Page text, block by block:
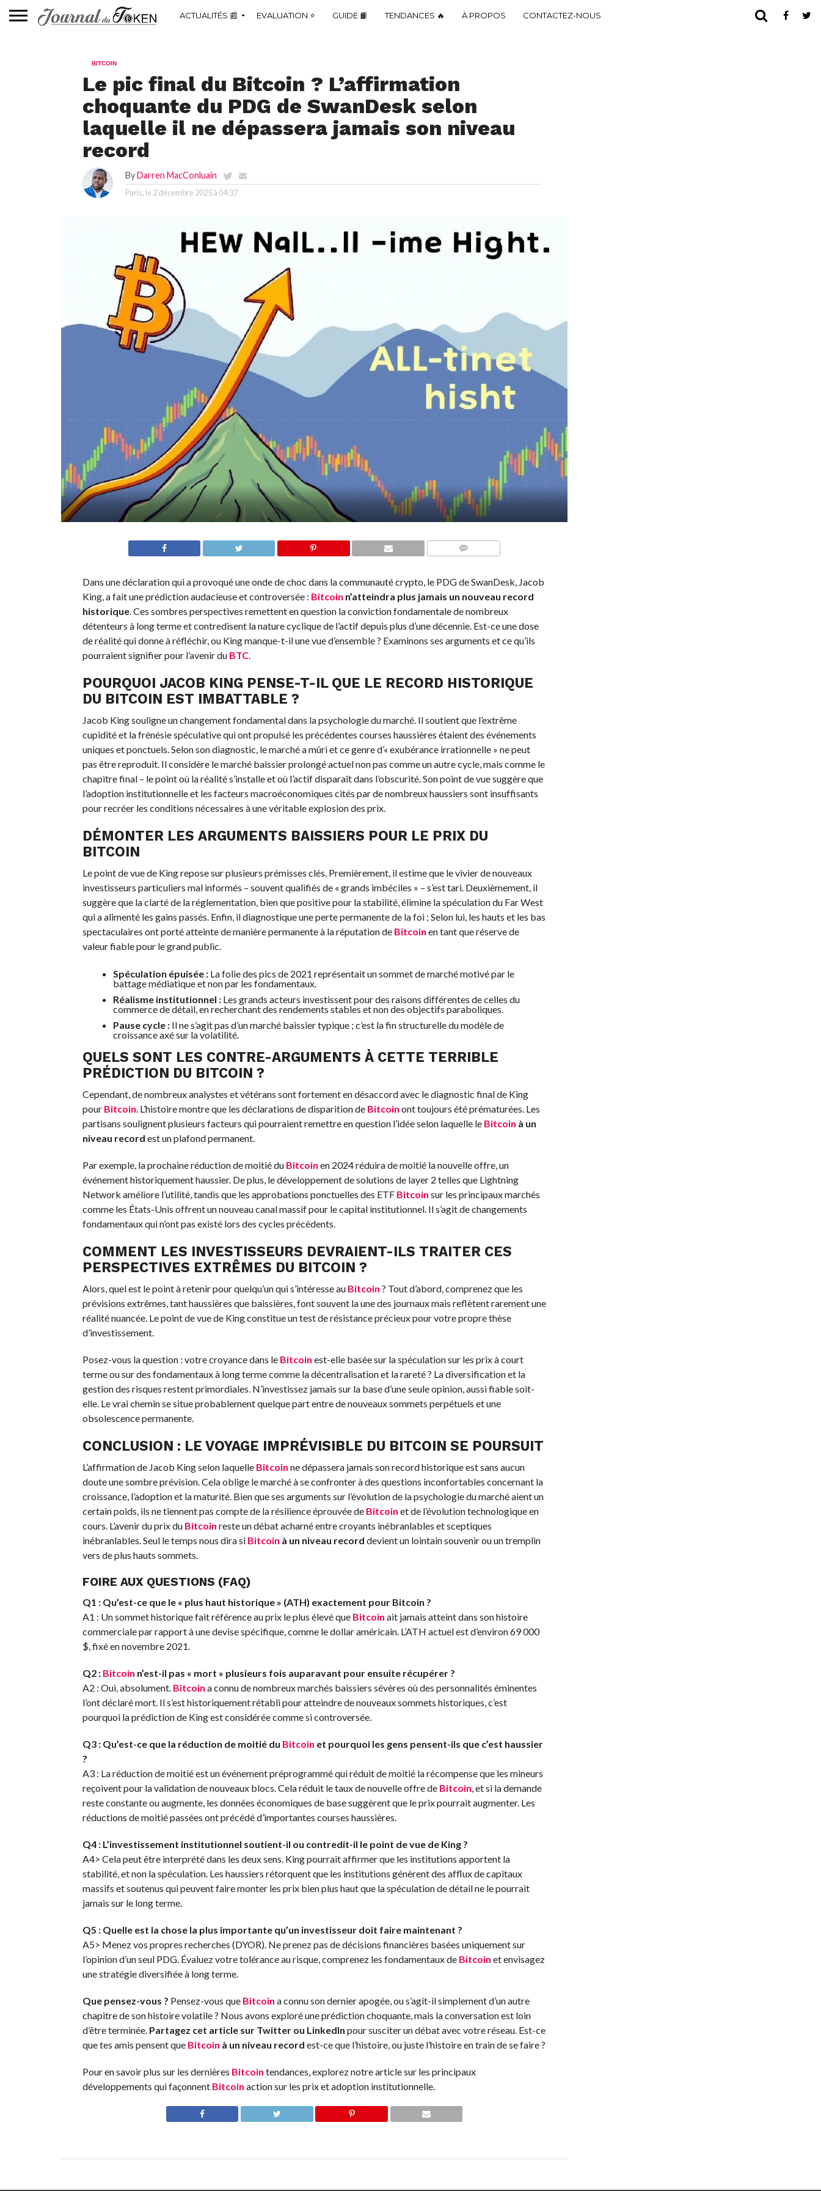
ACTUALITÉS 📰 EVALUATION ⭐ GUIDE 📙 TENDANCES 🔥 À PROPOS CONTACTEZ-NOUS
BITCOIN
Le pic final du Bitcoin ? L’affirmation
choquante du PDG de SwanDesk selon
laquelle il ne dépassera jamais son niveau
record
ByDarren MacConluain
Paris, le 2 décembre 2025 à 04:37
Dans une déclaration qui a provoqué une onde de choc dans la communauté crypto, le PDG de SwanDesk, Jacob
King, a fait une prédiction audacieuse et controversée : Bitcoin n’atteindra plus jamais un nouveau record
historique. Ces sombres perspectives remettent en question la conviction fondamentale de nombreux
détenteurs à long terme et contredisent la nature cyclique de l’actif depuis plus d’une décennie. Est-ce une dose
de réalité qui donne à réfléchir, ou King manque-t-il une vue d’ensemble ? Examinons ses arguments et ce qu’ils
pourraient signifier pour l’avenir du BTC.
POURQUOI JACOB KING PENSE-T-IL QUE LE RECORD HISTORIQUE
DU BITCOIN EST IMBATTABLE ?
Jacob King souligne un changement fondamental dans la psychologie du marché. Il soutient que l’extrême
cupidité et la frénésie spéculative qui ont propulsé les précédentes courses haussières étaient des événements
uniques et ponctuels. Selon son diagnostic, le marché a mûri et ce genre d’« exubérance irrationnelle » ne peut
pas être reproduit. Il considère le marché baissier prolongé actuel non pas comme un autre cycle, mais comme le
chapitre final – le point où la réalité s’installe et où l’actif disparaît dans l’obscurité. Son point de vue suggère que
l’adoption institutionnelle et les facteurs macroéconomiques cités par de nombreux haussiers sont insuffisants
pour recréer les conditions nécessaires à une véritable explosion des prix.
DÉMONTER LES ARGUMENTS BAISSIERS POUR LE PRIX DU
BITCOIN
Le point de vue de King repose sur plusieurs prémisses clés. Premièrement, il estime que le vivier de nouveaux
investisseurs particuliers mal informés – souvent qualifiés de « grands imbéciles » – s’est tari. Deuxièmement, il
suggère que la clarté de la réglementation, bien que positive pour la stabilité, élimine la spéculation du Far West
qui a alimenté les gains passés. Enfin, il diagnostique une perte permanente de la foi ; Selon lui, les hauts et les bas
spectaculaires ont porté atteinte de manière permanente à la réputation de Bitcoin en tant que réserve de
valeur fiable pour le grand public.
Spéculation épuisée :La folie des pics de 2021 représentait un sommet de marché motivé par le
battage médiatique et non par les fondamentaux.
Réalisme institutionnel :Les grands acteurs investissent pour des raisons différentes de celles du
commerce de détail, en recherchant des rendements stables et non des objectifs paraboliques.
Pause cycle :Il ne s’agit pas d’un marché baissier typique ; c’est la fin structurelle du modèle de
croissance axé sur la volatilité.
QUELS SONT LES CONTRE-ARGUMENTS À CETTE TERRIBLE
PRÉDICTION DU BITCOIN ?
Cependant, de nombreux analystes et vétérans sont fortement en désaccord avec le diagnostic final de King
pour Bitcoin. L’histoire montre que les déclarations de disparition de Bitcoin ont toujours été prématurées. Les
partisans soulignent plusieurs facteurs qui pourraient remettre en question l’idée selon laquelle le Bitcoin à un
niveau record est un plafond permanent.
Par exemple, la prochaine réduction de moitié du Bitcoin en 2024 réduira de moitié la nouvelle offre, un
événement historiquement haussier. De plus, le développement de solutions de layer 2 telles que Lightning
Network améliore l’utilité, tandis que les approbations ponctuelles des ETF Bitcoin sur les principaux marchés
comme les États-Unis offrent un nouveau canal massif pour le capital institutionnel. Il s’agit de changements
fondamentaux qui n’ont pas existé lors des cycles précédents.
COMMENT LES INVESTISSEURS DEVRAIENT-ILS TRAITER CES
PERSPECTIVES EXTRÊMES DU BITCOIN ?
Alors, quel est le point à retenir pour quelqu’un qui s’intéresse au Bitcoin ? Tout d’abord, comprenez que les
prévisions extrêmes, tant haussières que baissières, font souvent la une des journaux mais reflètent rarement une
réalité nuancée. Le point de vue de King constitue un test de résistance précieux pour votre propre thèse
d’investissement.
Posez-vous la question : votre croyance dans le Bitcoin est-elle basée sur la spéculation sur les prix à court
terme ou sur des fondamentaux à long terme comme la décentralisation et la rareté ? La diversification et la
gestion des risques restent primordiales. N’investissez jamais sur la base d’une seule opinion, aussi fiable soit-
elle. Le vrai chemin se situe probablement quelque part entre de nouveaux sommets perpétuels et une
obsolescence permanente.
CONCLUSION : LE VOYAGE IMPRÉVISIBLE DU BITCOIN SE POURSUIT
L’affirmation de Jacob King selon laquelle Bitcoin ne dépassera jamais son record historique est sans aucun
doute une sombre prévision. Cela oblige le marché à se confronter à des questions inconfortables concernant la
croissance, l’adoption et la maturité. Bien que ses arguments sur l’évolution de la psychologie du marché aient un
certain poids, ils ne tiennent pas compte de la résilience éprouvée de Bitcoin et de l’évolution technologique en
cours. L’avenir du prix du Bitcoin reste un débat acharné entre croyants inébranlables et sceptiques
inébranlables. Seul le temps nous dira si Bitcoin à un niveau record devient un lointain souvenir ou un tremplin
vers de plus hauts sommets.
FOIRE AUX QUESTIONS (FAQ)
Q1 : Qu’est-ce que le « plus haut historique » (ATH) exactement pour Bitcoin ?
A1 : Un sommet historique fait référence au prix le plus élevé que Bitcoin ait jamais atteint dans son histoire
commerciale par rapport à une devise spécifique, comme le dollar américain. L’ATH actuel est d’environ 69 000
$, fixé en novembre 2021.
Q2 : Bitcoin n’est-il pas « mort » plusieurs fois auparavant pour ensuite récupérer ?
A2 : Oui, absolument. Bitcoin a connu de nombreux marchés baissiers sévères où des personnalités éminentes
l’ont déclaré mort. Il s’est historiquement rétabli pour atteindre de nouveaux sommets historiques, c’est
pourquoi la prédiction de King est considérée comme si controversée.
Q3 : Qu’est-ce que la réduction de moitié du Bitcoin et pourquoi les gens pensent-ils que c’est haussier
?
A3 : La réduction de moitié est un événement préprogrammé qui réduit de moitié la récompense que les mineurs
reçoivent pour la validation de nouveaux blocs. Cela réduit le taux de nouvelle offre de Bitcoin, et si la demande
reste constante ou augmente, les données économiques de base suggèrent que le prix pourrait augmenter. Les
réductions de moitié passées ont précédé d’importantes courses haussières.
Q4 : L’investissement institutionnel soutient-il ou contredit-il le point de vue de King ?
A4> Cela peut être interprété dans les deux sens. King pourrait affirmer que les institutions apportent la
stabilité, et non la spéculation. Les haussiers rétorquent que les institutions génèrent des afflux de capitaux
massifs et soutenus qui peuvent faire monter les prix bien plus haut que la spéculation de détail ne le pourrait
jamais sur le long terme.
Q5 : Quelle est la chose la plus importante qu’un investisseur doit faire maintenant ?
A5> Menez vos propres recherches (DYOR). Ne prenez pas de décisions financières basées uniquement sur
l’opinion d’un seul PDG. Évaluez votre tolérance au risque, comprenez les fondamentaux de Bitcoin et envisagez
une stratégie diversifiée à long terme.
Que pensez-vous ? Pensez-vous que Bitcoin a connu son dernier apogée, ou s’agit-il simplement d’un autre
chapitre de son histoire volatile ? Nous avons exploré une prédiction choquante, mais la conversation est loin
d’être terminée. Partagez cet article sur Twitter ou LinkedIn pour susciter un débat avec votre réseau. Est-ce
que tes amis pensent que Bitcoin à un niveau record est-ce que l’histoire, ou juste l’histoire en train de se faire ?
Pour en savoir plus sur les dernières Bitcoin tendances, explorez notre article sur les principaux
développements qui façonnent Bitcoin action sur les prix et adoption institutionnelle.